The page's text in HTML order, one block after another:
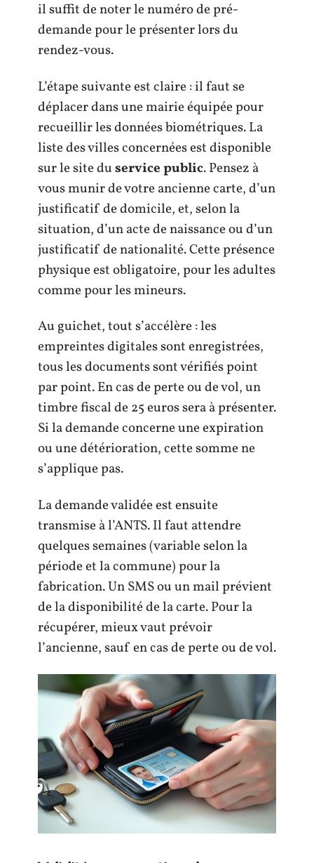
il suffit de noter le numéro de pré-
demande pour le présenter lors du
rendez-vous.
L’étape suivante est claire : il faut se
déplacer dans une mairie équipée pour
recueillir les données biométriques. La
liste des villes concernées est disponible
sur le site duservice public. Pensez à
vous munir de votre ancienne carte, d’un
justificatif de domicile, et, selon la
situation, d’un acte de naissance ou d’un
justificatif de nationalité. Cette présence
physique est obligatoire, pour les adultes
comme pour les mineurs.
Au guichet, tout s’accélère : les
empreintes digitales sont enregistrées,
tous les documents sont vérifiés point
par point. En cas de perte ou de vol, un
timbre fiscal de 25 euros sera à présenter.
Si la demande concerne une expiration
ou une détérioration, cette somme ne
s’applique pas.
La demande validée est ensuite
transmise à l’ANTS. Il faut attendre
quelques semaines (variable selon la
période et la commune) pour la
fabrication. Un SMS ou un mail prévient
de la disponibilité de la carte. Pour la
récupérer, mieux vaut prévoir
l’ancienne, sauf en cas de perte ou de vol.